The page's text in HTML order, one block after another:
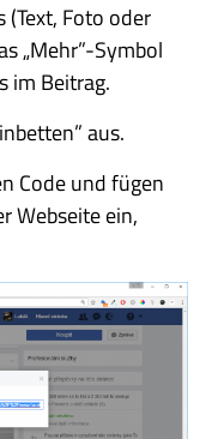
(Text, Foto oder
„Mehr”-Symbol
im Beitrag.
aus.
Code und fügen
Webseite ein,